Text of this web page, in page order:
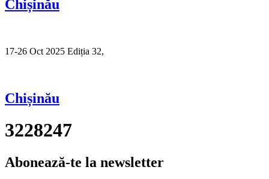
Chișinău
17-26 Oct 2025 Ediția 32,
Chișinău
3228247
Abonează-te la newsletter